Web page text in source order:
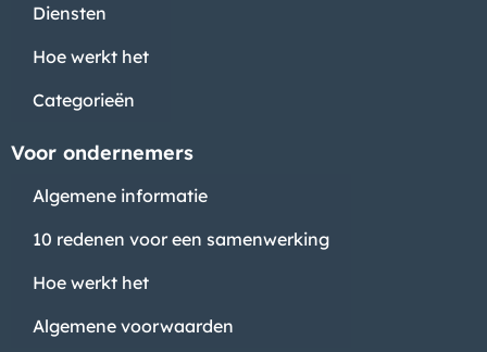
Diensten
Hoe werkt het
Categorieën
Voor ondernemers
Algemene informatie
10 redenen voor een samenwerking
Hoe werkt het
Algemene voorwaarden